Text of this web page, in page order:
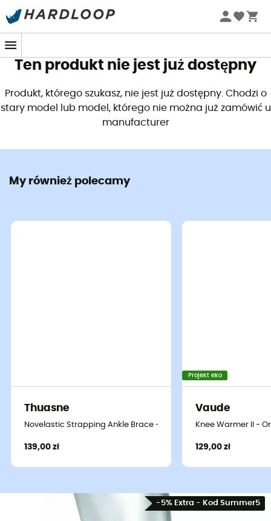
Letnie promocje 🔥 -5% DODATKOWO przy zakupie 2
Ten produkt nie jest już dostępny
Produkt, którego szukasz, nie jest już dostępny. Chodzi o
stary model lub model, którego nie można już zamówić u
manufacturer
My również polecamy
Thuasne
Novelastic Strapping Ankle Brace - Stabilizator na kostkę
139,00 zł
Projekt eko
Vaude
Knee Warmer II -
129,00 zł
-5% Extra - Kod Summer5